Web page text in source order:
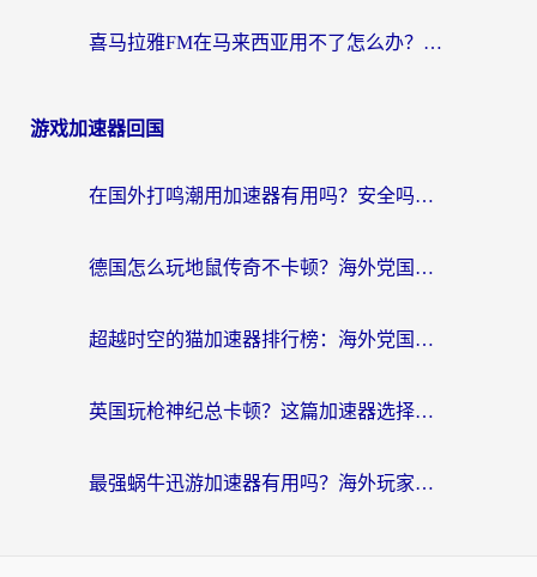
喜马拉雅FM在马来西亚用不了怎么办？海外华人亲测有效的回国加速指南
游戏加速器回国
在国外打鸣潮用加速器有用吗？安全吗？海外玩家国服游戏加速全指南
德国怎么玩地鼠传奇不卡顿？海外党国服游戏加速全攻略（含战双EVE实用指南）
超越时空的猫加速器排行榜：海外党国服游戏不卡顿的终极选择指南
英国玩枪神纪总卡顿？这篇加速器选择指南帮你告别延迟（附实测推荐）
最强蜗牛迅游加速器有用吗？海外玩家国服游戏加速避坑指南（附德国玩忍者必须死3流星蝴蝶剑解决办法）